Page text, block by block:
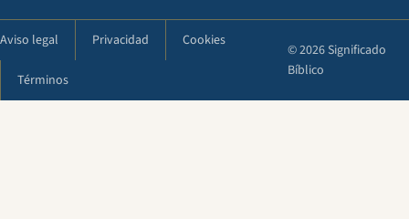
Aviso legal Privacidad Cookies
Términos
© 2026 Significado
Bíblico